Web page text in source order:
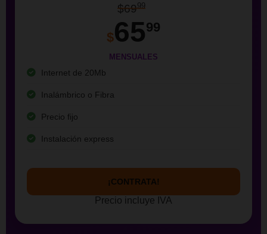
$6999
$6599
MENSUALES
Internet de 20Mb
Inalámbrico o Fibra
Precio fijo
Instalación express
¡CONTRATA!
Precio incluye IVA